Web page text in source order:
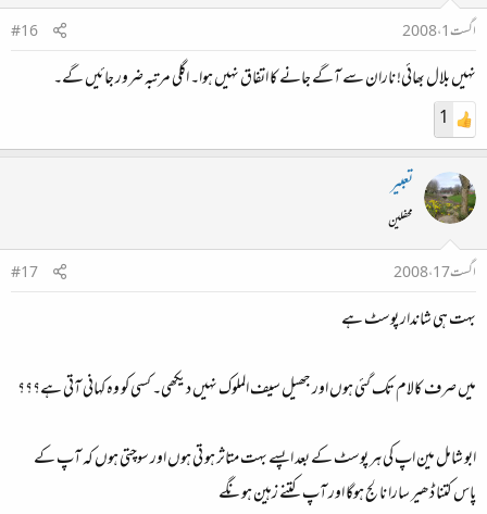
اگست 1، 2008
#16
نہیں بلال بھائی! ناران سے آگے جانے کا اتفاق نہیں ہوا۔ اگلی مرتبہ ضرور جائیں گے۔
1
تعبیر
محفلین
اگست 17، 2008
#17
بہت ہی شاندار پوسٹ ہے
میں صرف کالام تک گئی ہوں اور جھیل سیف الملوک نہیں دیکھی۔ کسی کو وہ کہانی آتی ہے؟؟؟
ابو شامل مین اپ کی ہر پوسٹ کے بعد اپسے بہت متاثر ہو تی ہوں اور سوچتی ہوں کہ آپ کے
پاس کتنا ڈھیر سارا نالج ہوگا اور آپ کتنے زہین ہونگے